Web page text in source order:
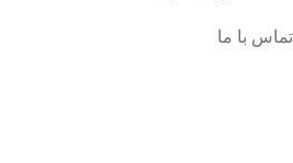
تماس با ما